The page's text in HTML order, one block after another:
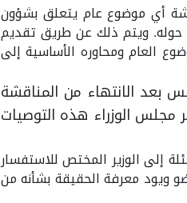
مناقشة أي موضوع عام يتعلق بشؤون
حوله. ويتم ذلك عن طريق تقديم
العام ومحاوره الأساسية إلى
بعد الانتهاء من المناقشة
مجلس الوزراء هذه التوصيات
أسئلة إلى الوزير المختص للاستفسار
ويود معرفة الحقيقة بشأنه من